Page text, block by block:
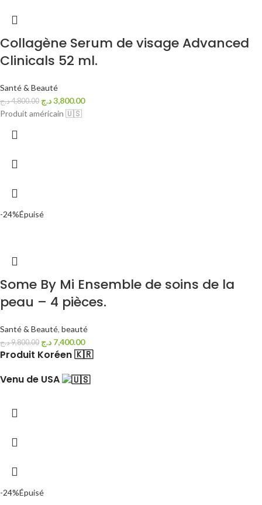
Collagène Serum de visage Advanced
Clinicals 52 ml.
Santé & Beauté
4,800.00د.ج 3,800.00د.ج
Produit américain 🇺🇸
-24%Épuisé
Some By Mi Ensemble de soins de la
peau – 4 pièces.
Santé & Beauté, beauté
9,800.00د.ج 7,400.00 د.ج
Produit Koréen 🇰🇷
Venu de USA
-24%Épuisé